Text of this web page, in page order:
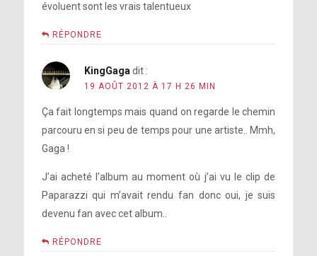
évoluent sont les vrais talentueux
RÉPONDRE
KingGaga dit :
19 AOÛT 2012 À 17 H 26 MIN
Ça fait longtemps mais quand on regarde le chemin
parcouru en si peu de temps pour une artiste.. Mmh,
Gaga !
J’ai acheté l’album au moment où j’ai vu le clip de
Paparazzi qui m’avait rendu fan donc oui, je suis
devenu fan avec cet album..
RÉPONDRE